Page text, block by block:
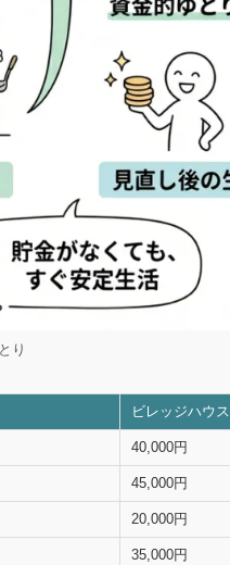
り
ビレッジハウス
40,000円
45,000円
20,000円
35,000円